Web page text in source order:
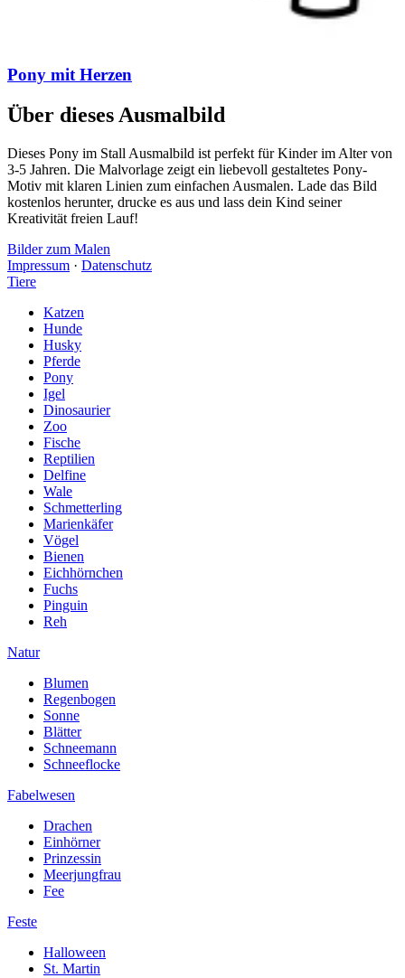
Pony mit Herzen
Über dieses Ausmalbild
Dieses Pony im Stall Ausmalbild ist perfekt für Kinder im Alter von
3-5 Jahren. Die Malvorlage zeigt ein liebevoll gestaltetes Pony-
Motiv mit klaren Linien zum einfachen Ausmalen. Lade das Bild
kostenlos herunter, drucke es aus und lass dein Kind seiner
Kreativität freien Lauf!
Bilder zum Malen
Impressum · Datenschutz
Tiere
Katzen
Hunde
Husky
Pferde
Pony
Igel
Dinosaurier
Zoo
Fische
Reptilien
Delfine
Wale
Schmetterling
Marienkäfer
Vögel
Bienen
Eichhörnchen
Fuchs
Pinguin
Reh
Natur
Blumen
Regenbogen
Sonne
Blätter
Schneemann
Schneeflocke
Fabelwesen
Drachen
Einhörner
Prinzessin
Meerjungfrau
Fee
Feste
Halloween
St. Martin